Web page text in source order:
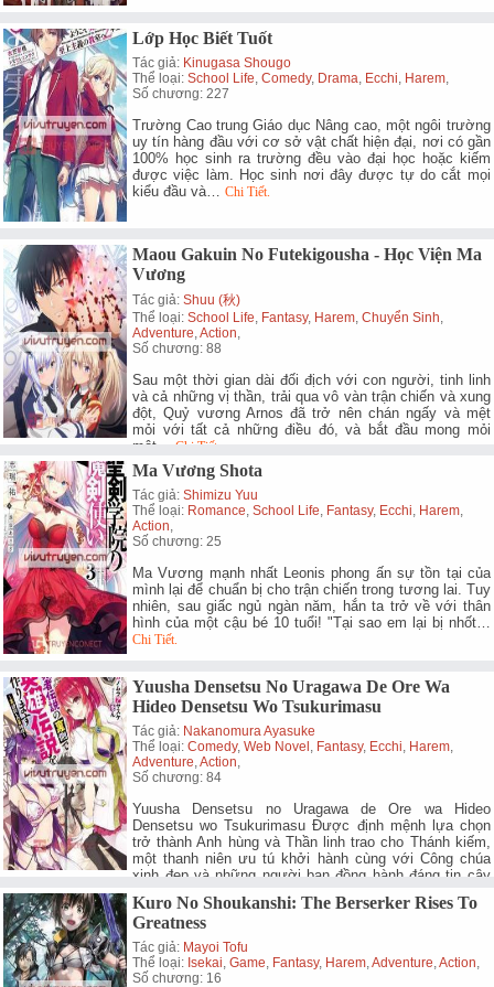
Lớp Học Biết Tuốt
Tác giả: Kinugasa Shougo
Thể loại:School Life ,Comedy, Drama Ecchi Harem
Số chương: 227
Trường Cao trung Giáo dục Nâng cao, một ngôi trường
uy tín hàng đầu với cơ sở vật chất hiện đại, nơi có gần
100% học sinh ra trường đều vào đại học hoặc kiếm
được việc làm. Học sinh nơi đây được tự do cắt mọi
kiểu đầu và…Chi Tiết.
Maou Gakuin No Futekigousha - Học Viện Ma
Vương
Tác giả:Shuu (秋)
Thể loại:School Life Fantasy, Harem ,Chuyển Sinh
Adventure ,Action
Số chương: 88
Sau một thời gian dài đối địch với con người, tinh linh
và cả những vị thần, trải qua vô vàn trận chiến và xung
đột, Quỷ vương Arnos đã trở nên chán ngấy và mệt
mỏi với tất cả những điều đó, và bắt đầu mong mỏi
một…Chi Tiết.
Ma Vương Shota
Tác giả:Shimizu Yuu
Thể loại: Romance ,School Life Fantasy, Ecchi Harem
Action
Số chương: 25
Ma Vương mạnh nhất Leonis phong ấn sự tồn tại của
mình lại để chuẩn bị cho trận chiến trong tương lai. Tuy
nhiên, sau giấc ngủ ngàn năm, hắn ta trở về với thân
hình của một cậu bé 10 tuổi! "Tại sao em lại bị nhốt…
Chi Tiết.
Yuusha Densetsu No Uragawa De Ore Wa
Hideo Densetsu Wo Tsukurimasu
Tác giả: Nakanomura Ayasuke
Thể loại:Comedy,Web Novel Fantasy, Ecchi Harem
Adventure ,Action
Số chương: 84
Yuusha Densetsu no Uragawa de Ore wa Hideo
Densetsu wo Tsukurimasu Được định mệnh lựa chọn
trở thành Anh hùng và Thần linh trao cho Thánh kiếm,
một thanh niên ưu tú khởi hành cùng với Công chúa
xinh đẹp và những người bạn đồng hành đáng tin cậy
Kuro No Shoukanshi: The Berserker Rises To
Greatness
Tác giả: Mayoi Tofu
Thể loại: Isekai ,Game Fantasy, Harem ,Adventure ,Action
Số chương: 16